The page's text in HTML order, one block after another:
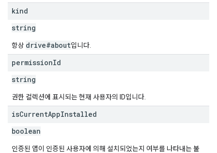
kind
string
항상 drive#about입니다.
permissionId
string
권한 컬렉션에 표시되는 현재 사용자의 ID입니다.
isCurrentAppInstalled
boolean
인증된 앱이 인증된 사용자에 의해 설치되었는지 여부를 나타내는 불